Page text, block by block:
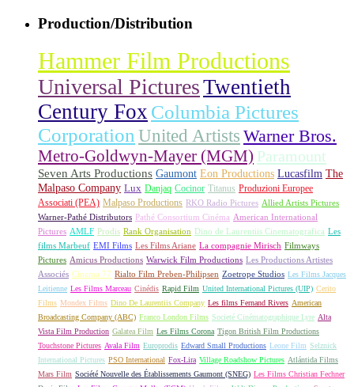
Production/Distribution
Hammer Film Productions
Universal PicturesTwentieth
Century Fox Columbia Pictures
Corporation United Artists Warner Bros.
Metro-Goldwyn-Mayer (MGM) Paramount
Seven Arts Productions Gaumont Eon Productions Lucasfilm The
Malpaso Company Lux Danjaq Cocinor Titanus Produzioni Europee
Associati (PEA) Malpaso Productions RKO Radio Pictures Allied Artists Pictures
Warner-Pathé Distributors Pathé Consortium Cinéma American International
Pictures AMLF Prodis Rank Organisation Dino de Laurentiis Cinematografica Les
films Marbeuf EMI Films Les Films Ariane La compagnie Mirisch Filmways
Pictures Amicus Productions Warwick Film Productions Les Productions Artistes
Associés Cinema 77 Rialto Film Preben-Philipsen Zoetrope Studios Les Films Jacques
Leitienne Les Films Marceau Cinédis Rapid Film United International Pictures (UIP) Cerito
Films Mondex Films Dino De Laurentiis Company Les films Fernand Rivers American
Broadcasting Company (ABC) Franco London Films Societé Cinématographique Lyre Alta
Vista Film Production Galatea Film Les Films Corona Tigon British Film Productions
Touchstone Pictures Avala Film Europrodis Edward Small Productions Leone Film Selznick
International Pictures PSO International Fox-Lira Village Roadshow Pictures Atlántida Films
Mars Film Société Nouvelle des Établissements Gaumont (SNEG) Les Films Christian Fechner